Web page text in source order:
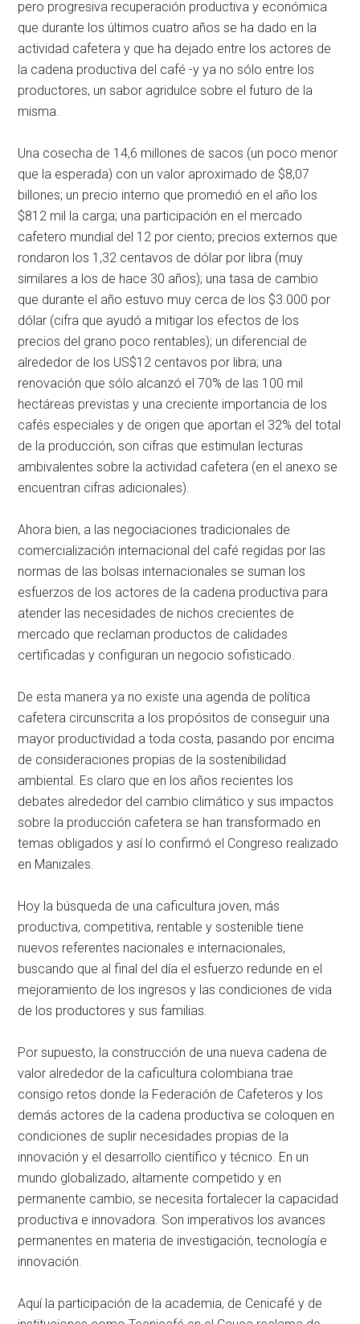
pero progresiva recuperación productiva y económica
que durante los últimos cuatro años se ha dado en la
actividad cafetera y que ha dejado entre los actores de
la cadena productiva del café -y ya no sólo entre los
productores, un sabor agridulce sobre el futuro de la
misma.
Una cosecha de 14,6 millones de sacos (un poco menor
que la esperada) con un valor aproximado de $8,07
billones; un precio interno que promedió en el año los
$812 mil la carga; una participación en el mercado
cafetero mundial del 12 por ciento; precios externos que
rondaron los 1,32 centavos de dólar por libra (muy
similares a los de hace 30 años); una tasa de cambio
que durante el año estuvo muy cerca de los $3.000 por
dólar (cifra que ayudó a mitigar los efectos de los
precios del grano poco rentables); un diferencial de
alrededor de los US$12 centavos por libra; una
renovación que sólo alcanzó el 70% de las 100 mil
hectáreas previstas y una creciente importancia de los
cafés especiales y de origen que aportan el 32% del total
de la producción, son cifras que estimulan lecturas
ambivalentes sobre la actividad cafetera (en el anexo se
encuentran cifras adicionales).
Ahora bien, a las negociaciones tradicionales de
comercialización internacional del café regidas por las
normas de las bolsas internacionales se suman los
esfuerzos de los actores de la cadena productiva para
atender las necesidades de nichos crecientes de
mercado que reclaman productos de calidades
certificadas y configuran un negocio sofisticado.
De esta manera ya no existe una agenda de política
cafetera circunscrita a los propósitos de conseguir una
mayor productividad a toda costa, pasando por encima
de consideraciones propias de la sostenibilidad
ambiental. Es claro que en los años recientes los
debates alrededor del cambio climático y sus impactos
sobre la producción cafetera se han transformado en
temas obligados y así lo confirmó el Congreso realizado
en Manizales.
Hoy la búsqueda de una caficultura joven, más
productiva, competitiva, rentable y sostenible tiene
nuevos referentes nacionales e internacionales,
buscando que al final del día el esfuerzo redunde en el
mejoramiento de los ingresos y las condiciones de vida
de los productores y sus familias.
Por supuesto, la construcción de una nueva cadena de
valor alrededor de la caficultura colombiana trae
consigo retos donde la Federación de Cafeteros y los
demás actores de la cadena productiva se coloquen en
condiciones de suplir necesidades propias de la
innovación y el desarrollo científico y técnico. En un
mundo globalizado, altamente competido y en
permanente cambio, se necesita fortalecer la capacidad
productiva e innovadora. Son imperativos los avances
permanentes en materia de investigación, tecnología e
innovación.
Aquí la participación de la academia, de Cenicafé y de